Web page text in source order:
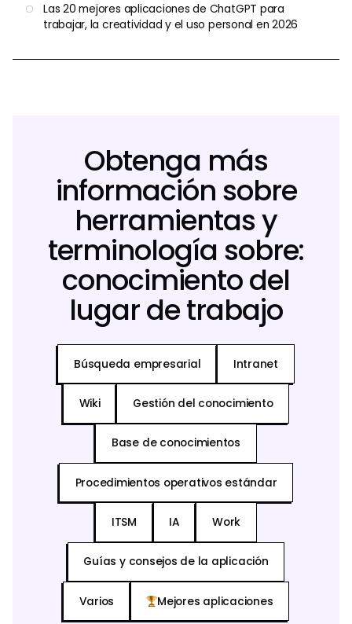
Las 20 mejores aplicaciones de ChatGPT para
trabajar, la creatividad y el uso personal en 2026
Obtenga más
información sobre
herramientas y
terminología sobre:
conocimiento del
lugar de trabajo
Búsqueda empresarial Intranet
Wiki Gestión del conocimiento
Base de conocimientos
Procedimientos operativos estándar
ITSM IA Work
Guías y consejos de la aplicación
Varios Mejores aplicaciones